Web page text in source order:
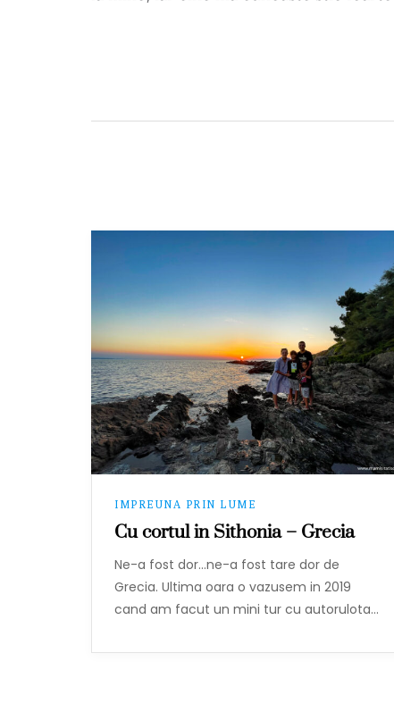
IMPREUNA PRIN LUME
Cu cortul in Sithonia – Grecia
Ne-a fost dor…ne-a fost tare dor de
Grecia. Ultima oara o vazusem in 2019
cand am facut un mini tur cu autorulota…